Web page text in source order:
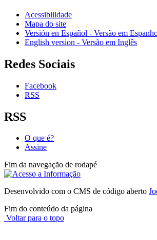
Acessibilidade
Mapa do site
Versión en Español - Versão em
English version - Versão em Inglês
Redes Sociais
Facebook
RSS
RSS
O que é?
Assine
Fim da navegação de rodapé
Desenvolvido com o CMS de código aberto
Fim do conteúdo da página
Voltar para o topo